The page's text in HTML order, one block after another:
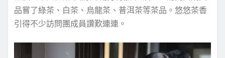
品嘗了綠茶、白茶、烏龍茶、普洱茶等茶品。悠悠茶香
引得不少訪問團成員讚歎連連。